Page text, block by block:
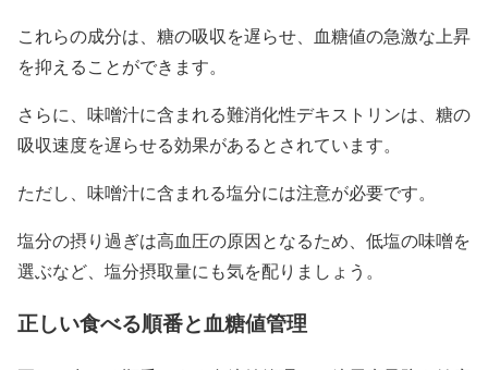
これらの成分は、糖の吸収を遅らせ、血糖値の急激な上昇
を抑えることができます。
さらに、味噌汁に含まれる難消化性デキストリンは、糖の
吸収速度を遅らせる効果があるとされています。
ただし、味噌汁に含まれる塩分には注意が必要です。
塩分の摂り過ぎは高血圧の原因となるため、低塩の味噌を
選ぶなど、塩分摂取量にも気を配りましょう。
正しい食べる順番と血糖値管理